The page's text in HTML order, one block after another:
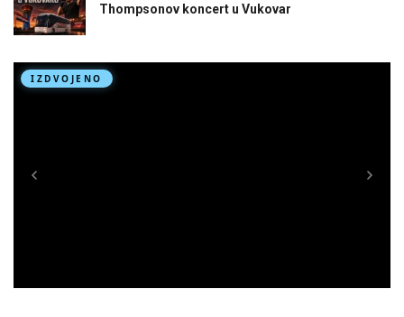
Thompsonov koncert u Vukovar